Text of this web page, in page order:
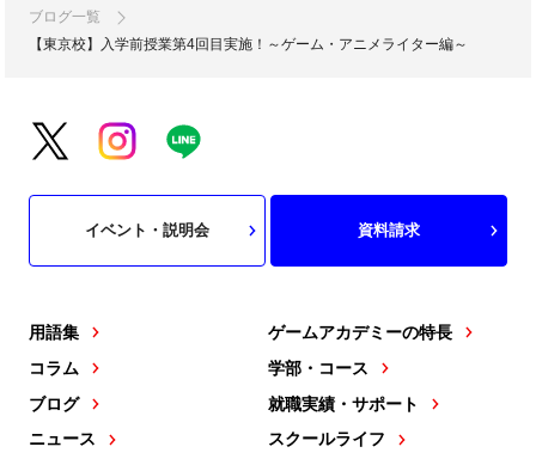
ブログ一覧
【東京校】入学前授業第4回目実施！～ゲーム・アニメライター編～
用語集
コラム
ブログ
ニュース
ゲームアカデミーの特長
学部・コース
就職実績・サポート
スクールライフ
イベント・説明会 資料請求